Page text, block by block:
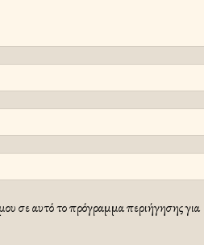
σε αυτό το πρόγραμμα περιήγησης για